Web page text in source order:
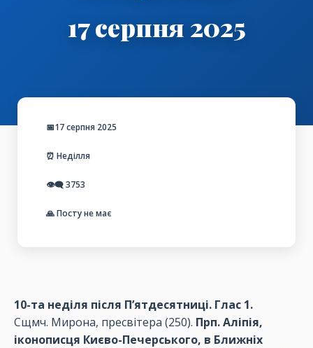
17 серпня 2025
📅17 серпня 2025
⏰ Неділля
👁️‍🗨️3753
🙏 Посту не має
10-та неділя після П’ятдесятниці. Глас 1.
Сщмч. Мирона, пресвітера (250). Прп. Аліпія,
іконописця Києво-Печерського, в Ближніх